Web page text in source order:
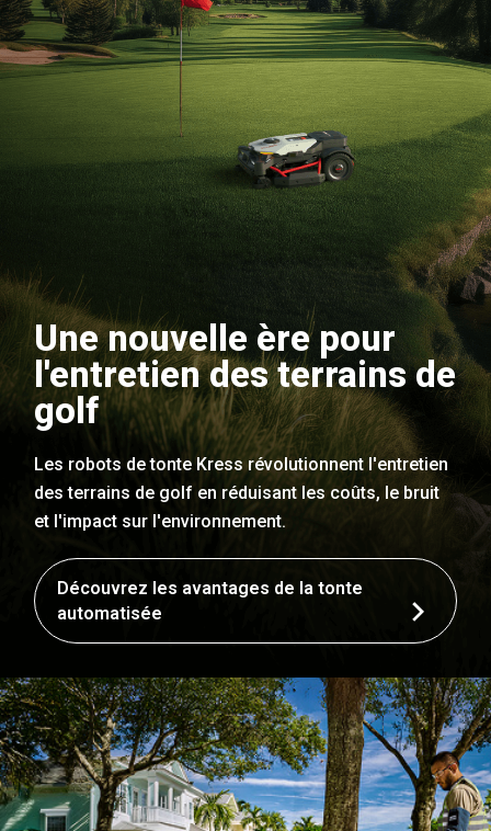
Une nouvelle ère pour
l'entretien des terrains de
golf
Les robots de tonte Kress révolutionnent l'entretien
des terrains de golf en réduisant les coûts, le bruit
et l'impact sur l'environnement.
Découvrez les avantages de la tonte
automatisée